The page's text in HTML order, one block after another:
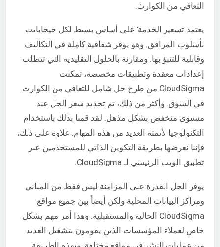
التعافي من الكوارث.
يعتمد تسعير الخدمة’ على أساس بسيط لكل جيجابايت
بأسلوب المرافق. وهو يوفر شفافية كاملة في التكاليف
وقابلية للتنبؤ بها. ومقارنة بالحلول التقليدية التي تتطلب
إعدادات معقدة وتطبيقات مخصصة، تمكنت
CloudSigma من طرح حل شامل للتعافي من الكوارث
في السوق. وأكثر من ذلك، تم تحديد سعر الحل عند
مستوى منخفض بشكل مذهل. لقد قمنا بذلك باستخدام
التكنولوجيا لأتمتة العديد من هذه المهام. علاوة على ذلك،
فإننا نعرضها بطريقة التكوين الذاتي للمستخدمين عبر
تطبيق الويب الرئيسي لـ CloudSigma.
يوفر الحل القدرة على المزامنة ليس فقط من المباني
ومراكز البيانات المحلية ولكن أيضاً بين جميع مواقع
CloudSigma الحالية والمستقبلية. وهذا أمر مهم بشكل
خاص لعملاء المؤسسات الذين يقومون بتشغيل العديد
من عمليات النشر في مواقع مختلفة. وبهذه الطريقة